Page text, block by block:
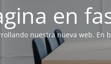
en
nuestra nueva web. En